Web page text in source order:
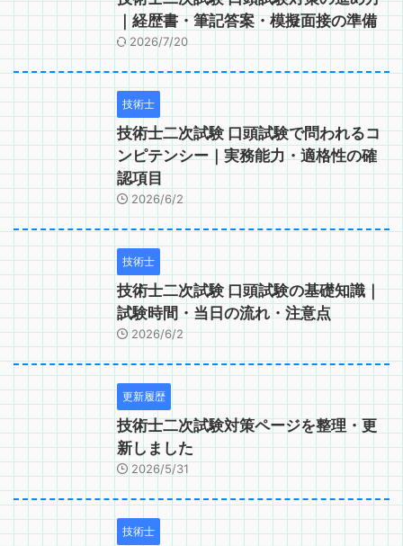
｜経歴書・筆記答案・模擬面接の準備
2026/7/20
技術士
技術士二次試験 口頭試験で問われるコ
ンピテンシー｜実務能力・適格性の確
認項目
2026/6/2
技術士
技術士二次試験 口頭試験の基礎知識｜
試験時間・当日の流れ・注意点
2026/6/2
更新履歴
技術士二次試験対策ページを整理・更
新しました
2026/5/31
技術士